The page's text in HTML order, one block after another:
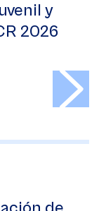
y
2026